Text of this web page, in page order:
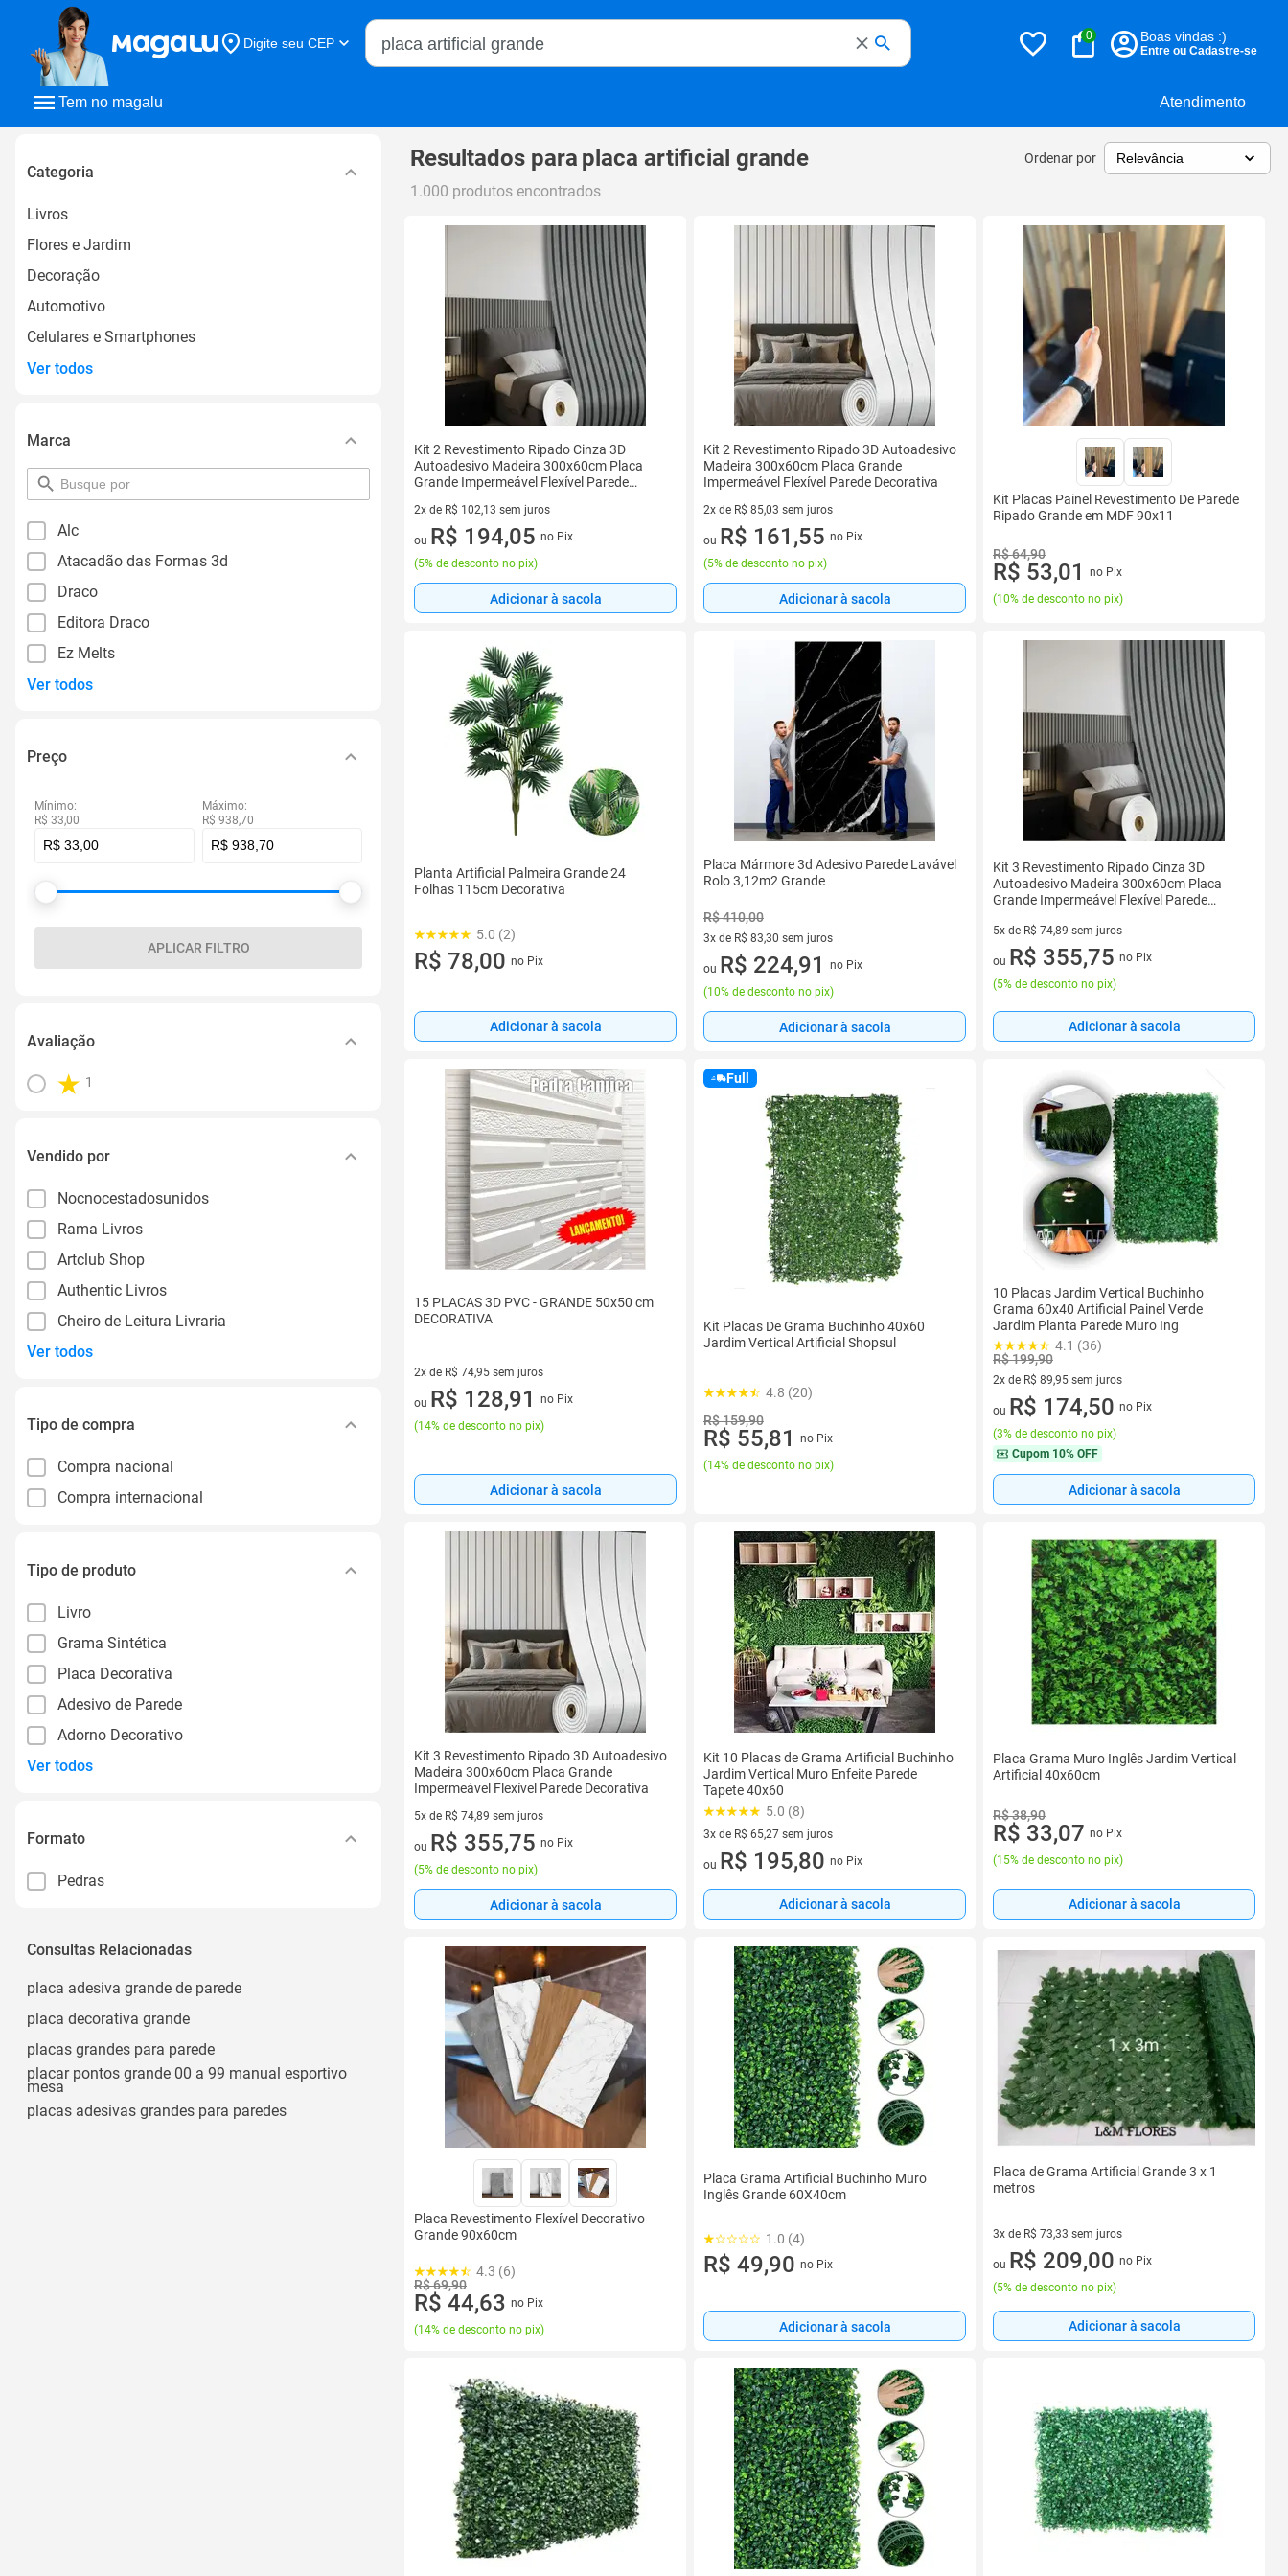
Tem no magalu Atendimento
Digite seu CEP
Buscar no Magalu
0 Boas vindas :)
Entre ou Cadastre-se
Categoria
Livros
Flores e Jardim
Decoração
Automotivo
Celulares e Smartphones
Ver todos
Marca
pesquisar
por
Alc
Atacadão das Formas 3d
Draco
Editora Draco
Ez Melts
Ver todos
Preço
Mínimo:
R$ 33,00
Máximo:
R$ 938,70
APLICAR FILTRO
Avaliação
1
Vendido por
Nocnocestadosunidos
Rama Livros
Artclub Shop
Authentic Livros
Cheiro de Leitura Livraria
Ver todos
Tipo de compra
Compra nacional
Compra internacional
Tipo de produto
Livro
Grama Sintética
Placa Decorativa
Adesivo de Parede
Adorno Decorativo
Ver todos
Formato
Pedras
Consultas Relacionadas
placa adesiva grande de parede
placa decorativa grande
placas grandes para parede
placar pontos grande 00 a 99 manual esportivo
mesa
placas adesivas grandes para paredes
Resultados para placa artificial grande Ordenar por
1.000 produtos encontrados
Kit 2 Revestimento Ripado Cinza 3D
Autoadesivo Madeira 300x60cm Placa
Grande Impermeável Flexível Parede
2x de R$ 102,13 sem juros
2 vez de R$ 102,13 sem juros
ou R$ 194,05 no Pix
(5% de desconto no pix)
Adicionar à sacola
Kit 2 Revestimento Ripado 3D Autoadesivo
Madeira 300x60cm Placa Grande
Impermeável Flexível Parede Decorativa
2x de R$ 85,03 sem juros
2 vez de R$ 85,03 sem juros
ou R$ 161,55 no Pix
(5% de desconto no pix)
Adicionar à sacola
Kit Placas Painel Revestimento De Parede
Ripado Grande em MDF 90x11
R$ 64,90
R$ 53,01
no Pix
(10% de desconto no pix)
Planta Artificial Palmeira Grande 24
Folhas 115cm Decorativa
5.0 (2)
R$ 78,00 no Pix
Adicionar à sacola
Placa Mármore 3d Adesivo Parede Lavável
Rolo 3,12m2 Grande
R$ 410,00
3x de R$ 83,30 sem juros
3 vez de R$ 83,30 sem juros
ou R$ 224,91
no Pix
(10% de desconto no pix)
Adicionar à sacola
Kit 3 Revestimento Ripado Cinza 3D
Autoadesivo Madeira 300x60cm Placa
Grande Impermeável Flexível Parede
5x de R$ 74,89 sem juros
5 vez de R$ 74,89 sem juros
ou R$ 355,75 no Pix
(5% de desconto no pix)
Adicionar à sacola
15 PLACAS 3D PVC - GRANDE 50x50 cm
DECORATIVA
2x de R$ 74,95 sem juros
2 vez de R$ 74,95 sem juros
ou R$ 128,91
no Pix
(14% de desconto no pix)
Adicionar à sacola
Full
Kit Placas De Grama Buchinho 40x60
Jardim Vertical Artificial Shopsul
4.8 (20)
R$ 159,90
R$ 55,81
no Pix
(14% de desconto no pix)
10 Placas Jardim Vertical Buchinho
Grama 60x40 Artificial Painel Verde
Jardim Planta Parede Muro Ing
4.1 (36)
R$ 199,90
2x de R$ 89,95 sem juros
2 vez de R$ 89,95 sem juros
ou R$ 174,50 no Pix
(3% de desconto no pix)
Cupom 10% OFF
Adicionar à sacola
Kit 3 Revestimento Ripado 3D Autoadesivo
Madeira 300x60cm Placa Grande
Impermeável Flexível Parede Decorativa
5x de R$ 74,89 sem juros
5 vez de R$ 74,89 sem juros
ou R$ 355,75 no Pix
(5% de desconto no pix)
Adicionar à sacola
Kit 10 Placas de Grama Artificial Buchinho
Jardim Vertical Muro Enfeite Parede
Tapete 40x60
5.0 (8)
3x de R$ 65,27 sem juros
3 vez de R$ 65,27 sem juros
ou R$ 195,80 no Pix
Adicionar à sacola
Placa Grama Muro Inglês Jardim Vertical
Artificial 40x60cm
R$ 38,90
R$ 33,07 no Pix
(15% de desconto no pix)
Adicionar à sacola
Placa Revestimento Flexível Decorativo
Grande 90x60cm
4.3 (6)
R$ 69,90
R$ 44,63 no Pix
(14% de desconto no pix)
Placa Grama Artificial Buchinho Muro
Inglês Grande 60X40cm
1.0 (4)
R$ 49,90 no Pix
Adicionar à sacola
Placa de Grama Artificial Grande 3 x 1
metros
3x de R$ 73,33 sem juros
3 vez de R$ 73,33 sem juros
ou R$ 209,00 no Pix
(5% de desconto no pix)
Adicionar à sacola